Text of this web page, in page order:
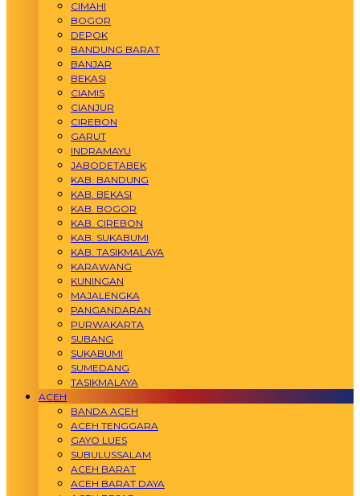
CIMAHI
BOGOR
DEPOK
BANDUNG BARAT
BANJAR
BEKASI
CIAMIS
CIANJUR
CIREBON
GARUT
INDRAMAYU
JABODETABEK
KAB. BANDUNG
KAB. BEKASI
KAB. BOGOR
KAB. CIREBON
KAB. SUKABUMI
KAB. TASIKMALAYA
KARAWANG
KUNINGAN
MAJALENGKA
PANGANDARAN
PURWAKARTA
SUBANG
SUKABUMI
SUMEDANG
TASIKMALAYA
ACEH
BANDA ACEH
ACEH TENGGARA
GAYO LUES
SUBULUSSALAM
ACEH BARAT
ACEH BARAT DAYA